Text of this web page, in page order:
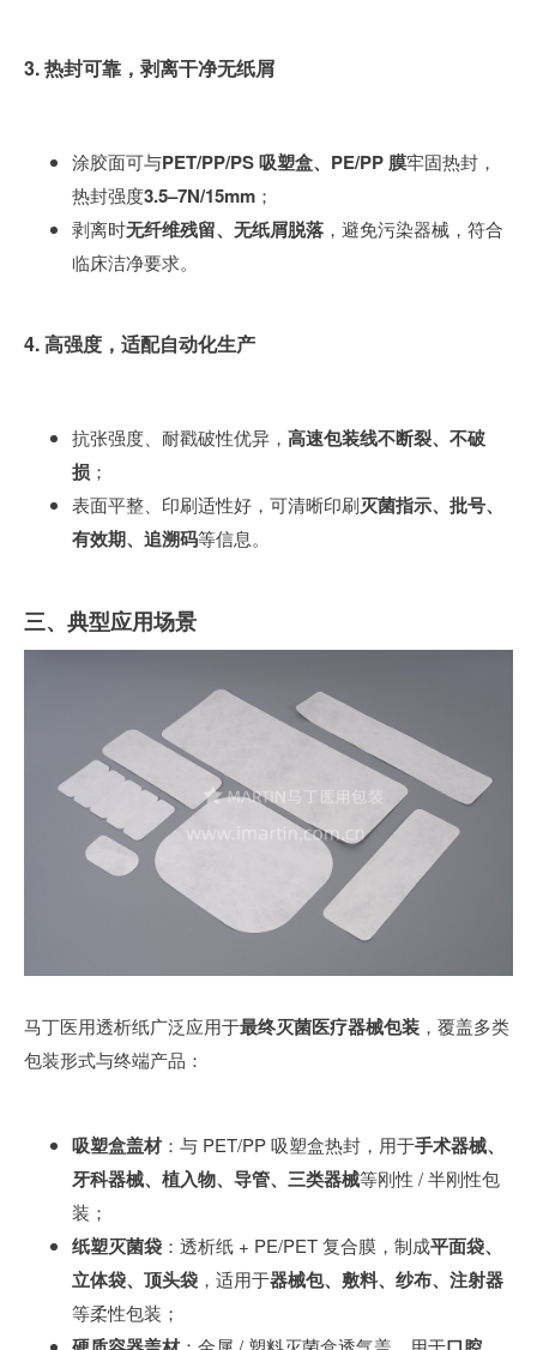
3. 热封可靠，剥离干净无纸屑
涂胶面可与PET/PP/PS 吸塑盒、PE/PP 膜牢固热封，
热封强度3.5–7N/15mm ；
剥离时无纤维残留、无纸屑脱落 ，避免污染器械，符合
临床洁净要求。
4. 高强度，适配自动化生产
抗张强度、耐戳破性优异， 高速包装线不断裂、不破
损 ；
表面平整、印刷适性好，可清晰印刷灭菌指示、批号、
有效期、追溯码等信息。
三、典型应用场景
马丁医用透析纸广泛应用于最终灭菌医疗器械包装 ，覆盖多类
包装形式与终端产品：
吸塑盒盖材：与 PET/PP 吸塑盒热封，用于手术器械、
牙科器械、植入物、导管、三类器械等刚性 / 半刚性包
装；
纸塑灭菌袋 ：透析纸 + PE/PET 复合膜，制成平面袋、
立体袋、顶头袋 ，适用于器械包、敷料、纱布、注射器
等柔性包装；